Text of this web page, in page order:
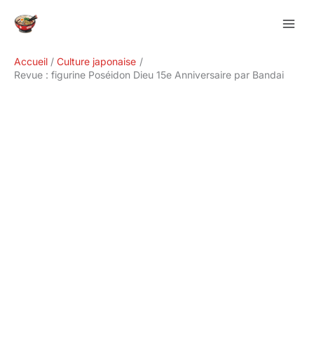
Accueil
Culture japonaise
Revue : figurine Poséidon Dieu 15e Anniversaire par Bandai